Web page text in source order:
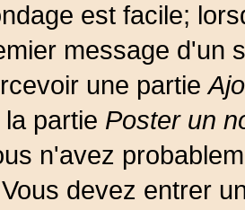
est facile;
message d'un
une partie
partie Poster un
n'avez
devez entrer